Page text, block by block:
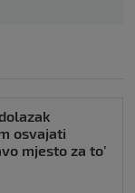
osvajati
mjesto za to’